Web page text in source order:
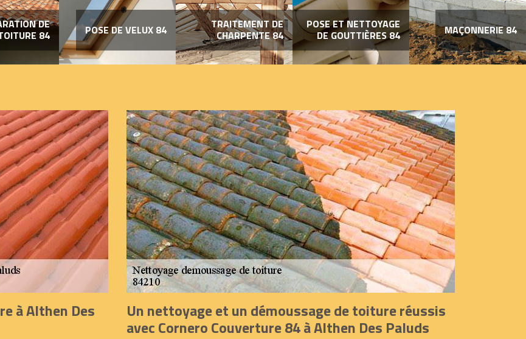
DE
84 POSE DE VELUX 84 TRAITEMENT DE
CHARPENTE 84
POSE ET NETTOYAGE
DE GOUTTIÈRES 84 MAÇONNERIE 84
à Althen Des Un nettoyage et un démoussage de toiture réussis
avec Cornero Couverture 84 à Althen Des Paluds